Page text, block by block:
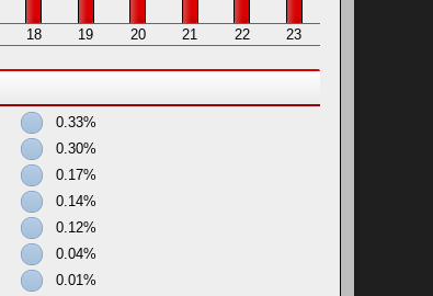
18 19 20 21 22 23
0.33%
0.30%
0.17%
0.14%
0.12%
0.04%
0.01%